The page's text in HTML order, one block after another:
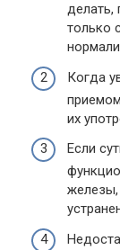
делать,
только
Когда
их
Если
железы,